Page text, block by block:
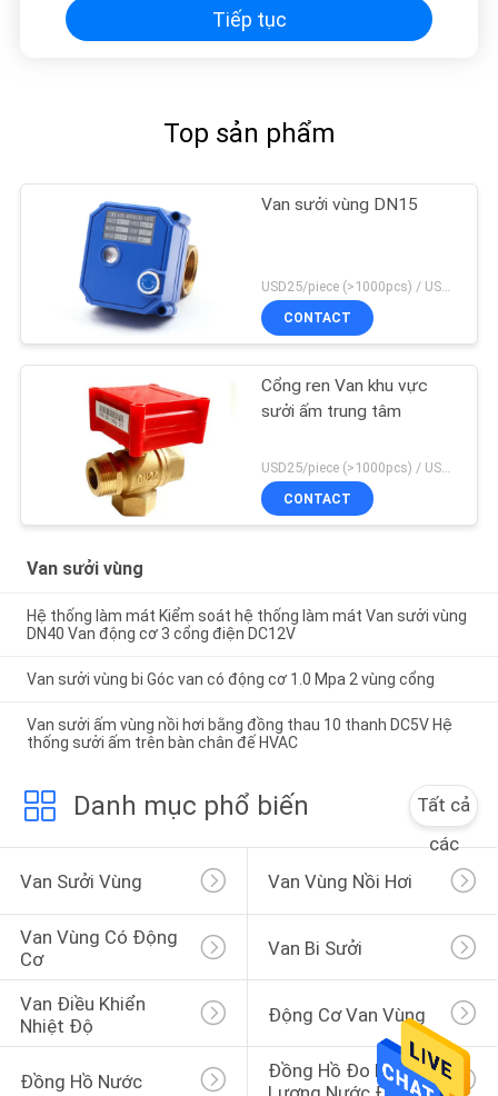
Tiếp tục
Top sản phẩm
Van sưởi vùng DN15
CONTACT
Cổng ren Van khu vực
sưởi ấm trung tâm
CONTACT
Van sưởi vùng
Hệ thống làm mát Kiểm soát hệ thống làm mát Van sưởi vùng
DN40 Van động cơ 3 cổng điện DC12V
Van sưởi vùng bi Góc van có động cơ 1.0 Mpa 2 vùng cổng
Van sưởi ấm vùng nồi hơi bằng đồng thau 10 thanh DC5V Hệ
thống sưởi ấm trên bàn chân đế HVAC
Danh mục phổ biến
Tất cả
các
Van Sưởi Vùng
Van Vùng Nồi Hơi
Van Vùng Có Động
Cơ
Van Bi Sưởi
Van Điều Khiển
Nhiệt Độ
Động Cơ Van Vùng
Đồng Hồ Nước
Đồng Hồ Đo Lưu